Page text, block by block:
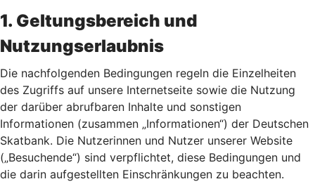
1. Geltungsbereich und
Nutzungserlaubnis
Die nachfolgenden Bedingungen regeln die Einzelheiten
des Zugriffs auf unsere Internetseite sowie die Nutzung
der darüber abrufbaren Inhalte und sonstigen
Informationen (zusammen „Informationen“) der Deutschen
Skatbank. Die Nutzerinnen und Nutzer unserer Website
(„Besuchende“) sind verpflichtet, diese Bedingungen und
die darin aufgestellten Einschränkungen zu beachten.